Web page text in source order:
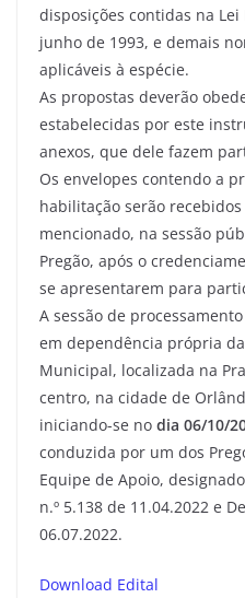
disposições contidas na Lei
junho de 1993, e demais
aplicáveis à espécie.
As propostas deverão
estabelecidas por este
anexos, que dele fazem
Os envelopes contendo a
habilitação serão
mencionado, na sessão
Pregão, após o
se apresentarem para
A sessão de
em dependência própria
Municipal, localizada na
centro, na cidade de
iniciando-se no dia 06/10/
conduzida por um dos
Equipe de Apoio,
n.º 5.138 de 11.04.2022 e
06.07.2022.
Download Edital